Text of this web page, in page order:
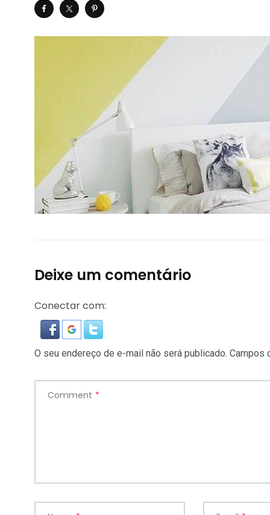
Deixe um comentário
Conectar com:
O seu endereço de e-mail não será publicado. Campos
Comment *